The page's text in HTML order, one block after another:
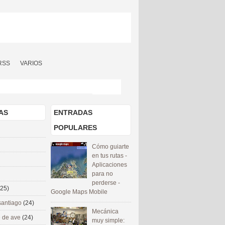
VARIOS
ENTRADAS
POPULARES
Cómo guiarte
en tus rutas -
Aplicaciones
para no
perderse -
Google Maps Mobile
Mecánica
muy simple:
(24)
de ave (24)